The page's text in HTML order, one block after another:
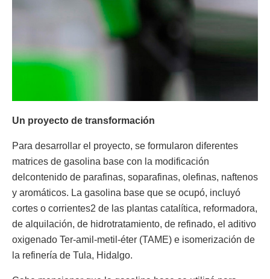
Un proyecto de transformación
Para desarrollar el proyecto, se formularon diferentes
matrices de gasolina base con la modificación
delcontenido de parafinas, soparafinas, olefinas, naftenos
y aromáticos. La gasolina base que se ocupó, incluyó
cortes o corrientes2 de las plantas catalítica, reformadora,
de alquilación, de hidrotratamiento, de refinado, el aditivo
oxigenado Ter-amil-metil-éter (TAME) e isomerización de
la refinería de Tula, Hidalgo.